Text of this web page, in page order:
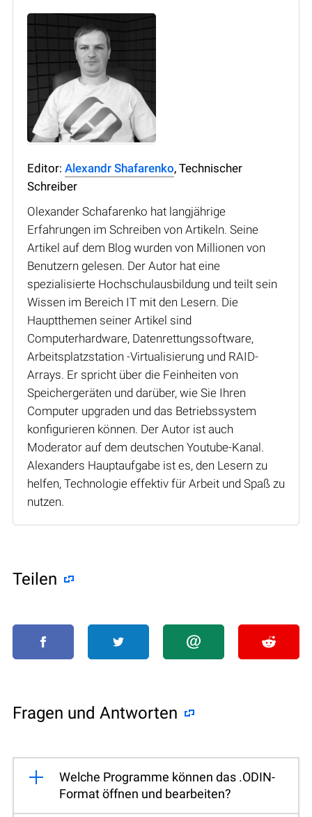
Editor: Alexandr Shafarenko, Technischer
Schreiber
Olexander Schafarenko hat langjährige
Erfahrungen im Schreiben von Artikeln. Seine
Artikel auf dem Blog wurden von Millionen von
Benutzern gelesen. Der Autor hat eine
spezialisierte Hochschulausbildung und teilt sein
Wissen im Bereich IT mit den Lesern. Die
Hauptthemen seiner Artikel sind
Computerhardware, Datenrettungssoftware,
Arbeitsplatzstation -Virtualisierung und RAID-
Arrays. Er spricht über die Feinheiten von
Speichergeräten und darüber, wie Sie Ihren
Computer upgraden und das Betriebssystem
konfigurieren können. Der Autor ist auch
Moderator auf dem deutschen Youtube-Kanal.
Alexanders Hauptaufgabe ist es, den Lesern zu
helfen, Technologie effektiv für Arbeit und Spaß zu
nutzen.
Teilen
Fragen und Antworten
Welche Programme können das .ODIN-
Format öffnen und bearbeiten?